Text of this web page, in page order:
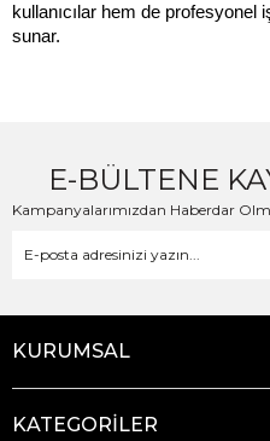
kullanıcılar hem de
sunar.
E-BÜLTENE
Kampanyalarımızdan Haberdar
KURUMSAL
KATEGORİLER